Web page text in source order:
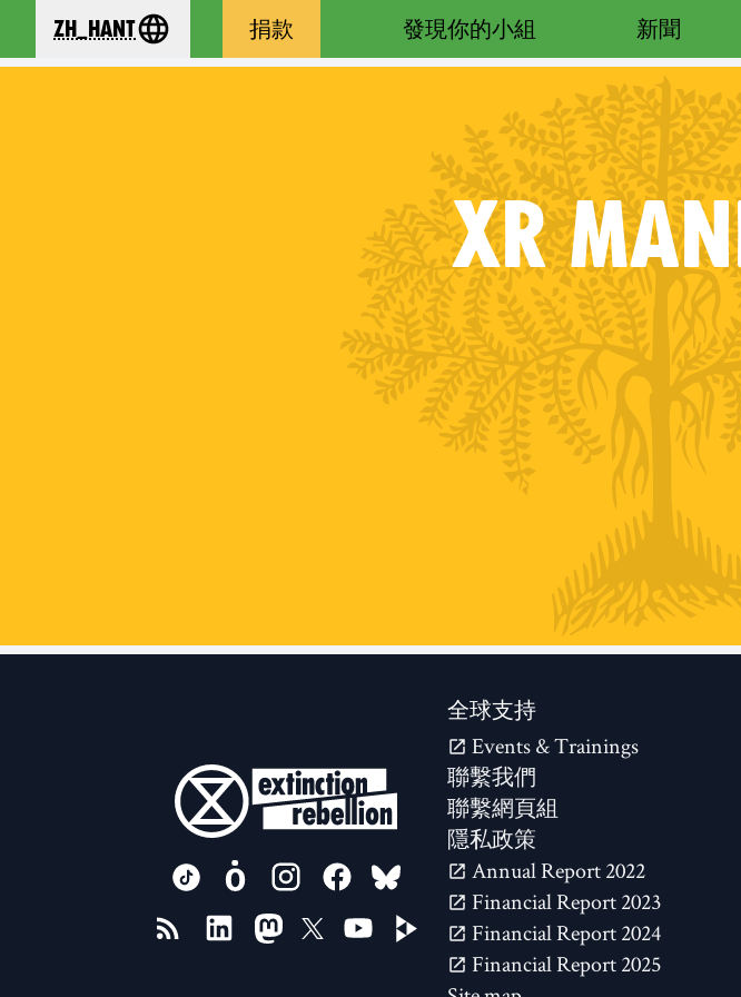
新聞
發現你的小組
捐款
your language
zh_Hant
XR
全球支持
Events & Trainings
聯繫我們
聯繫網頁組
隱私政策
2022 Annual Report
2023 Financial Report
2024 Financial Report
2025 Financial Report
FOLLOW US ON